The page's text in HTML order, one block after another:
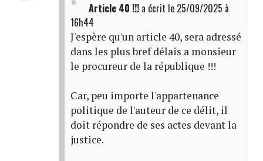
Article 40 !!!a écrit le 25/09/2025 à
16h44
J'espère qu'un article 40, sera adressé
dans les plus bref délais a monsieur
le procureur de la république !!!
Car, peu importe l'appartenance
politique de l'auteur de ce délit, il
doit répondre de ses actes devant la
justice.